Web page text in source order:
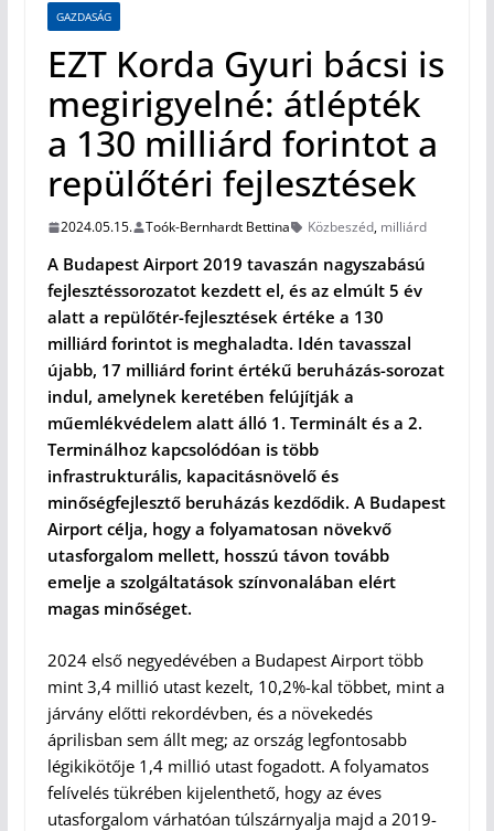
GAZDASÁG
EZT Korda Gyuri bácsi is
megirigyelné: átlépték
a 130 milliárd forintot a
repülőtéri fejlesztések
2024.05.15. Toók-Bernhardt Bettina Közbeszéd, milliárd
A Budapest Airport 2019 tavaszán nagyszabású
fejlesztéssorozatot kezdett el, és az elmúlt 5 év
alatt a repülőtér-fejlesztések értéke a 130
milliárd forintot is meghaladta. Idén tavasszal
újabb, 17 milliárd forint értékű beruházás-sorozat
indul, amelynek keretében felújítják a
műemlékvédelem alatt álló 1. Terminált és a 2.
Terminálhoz kapcsolódóan is több
infrastrukturális, kapacitásnövelő és
minőségfejlesztő beruházás kezdődik. A Budapest
Airport célja, hogy a folyamatosan növekvő
utasforgalom mellett, hosszú távon tovább
emelje a szolgáltatások színvonalában elért
magas minőséget.
2024 első negyedévében a Budapest Airport több
mint 3,4 millió utast kezelt, 10,2%-kal többet, mint a
járvány előtti rekordévben, és a növekedés
áprilisban sem állt meg; az ország legfontosabb
légikikötője 1,4 millió utast fogadott. A folyamatos
felívelés tükrében kijelenthető, hogy az éves
utasforgalom várhatóan túlszárnyalja majd a 2019-